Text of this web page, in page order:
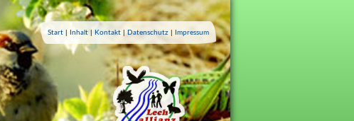
Start| Inhalt| Kontakt| Datenschutz| Impressum